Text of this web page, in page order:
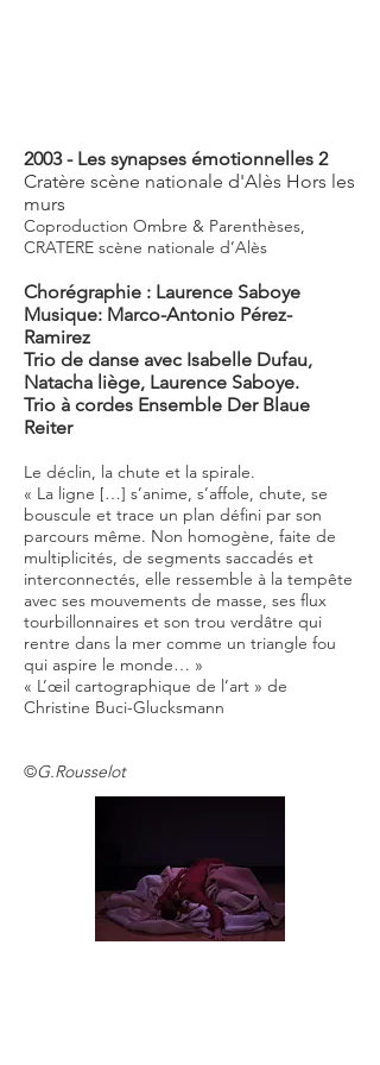
2003 - Les synapses émotionnelles 2
Cratère scène nationale d'Alès Hors les
murs
Coproduction Ombre & Parenthèses,
CRATERE scène nationale d’Alès
Chorégraphie : Laurence Saboye
Musique: Marco-Antonio Pérez-
Ramirez
Trio de danse avec Isabelle Dufau,
Natacha liège, Laurence Saboye.
Trio à cordes Ensemble Der Blaue
Reiter
Le déclin, la chute et la spirale.
« La ligne […] s’anime, s’affole, chute, se
bouscule et trace un plan défini par son
parcours même. Non homogène, faite de
multiplicités, de segments saccadés et
interconnectés, elle ressemble à la tempête
avec ses mouvements de masse, ses flux
tourbillonnaires et son trou verdâtre qui
rentre dans la mer comme un triangle fou
qui aspire le monde… »
« L’œil cartographique de l’art » de
Christine Buci-Glucksmann
©G.Rousselot